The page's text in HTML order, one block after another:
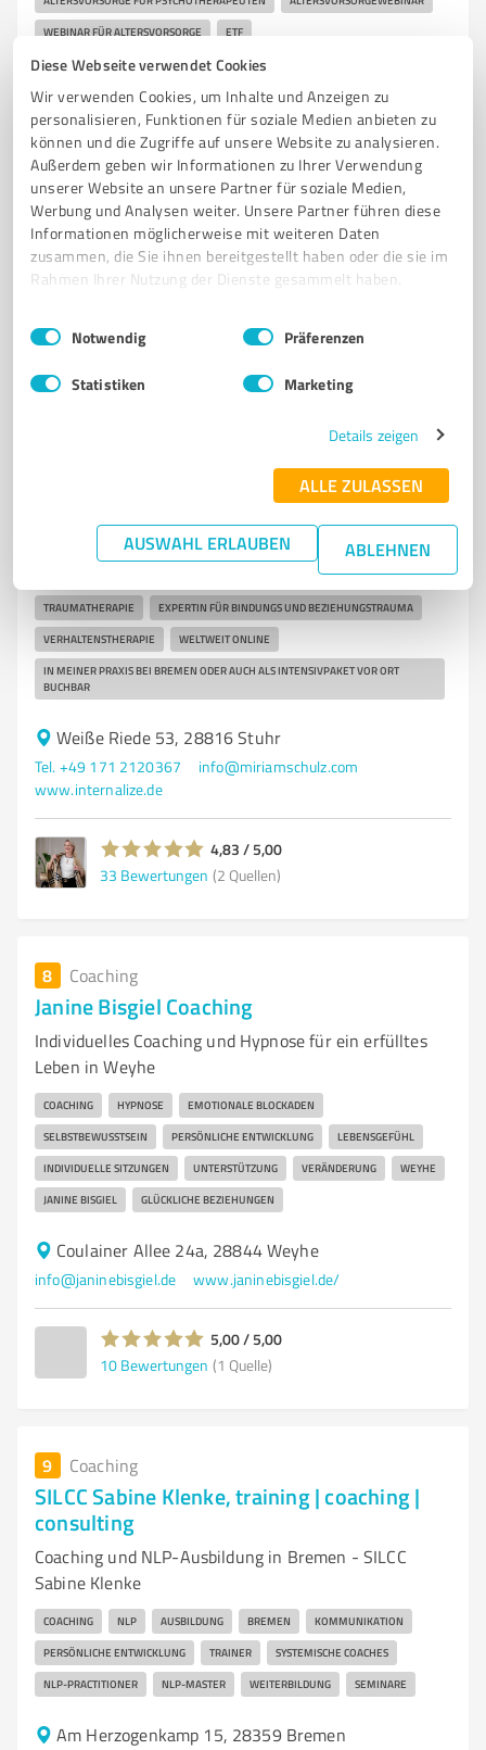
Diese Webseite verwendet Cookies
Wir verwenden Cookies, um Inhalte und Anzeigen zu
personalisieren, Funktionen für soziale Medien anbieten zu
können und die Zugriffe auf unsere Website zu analysieren.
Außerdem geben wir Informationen zu Ihrer Verwendung
unserer Website an unsere Partner für soziale Medien,
Werbung und Analysen weiter. Unsere Partner führen diese
Informationen möglicherweise mit weiteren Daten
zusammen, die Sie ihnen bereitgestellt haben oder die sie im
Rahmen Ihrer Nutzung der Dienste gesammelt haben.
Impressum Datenschutzbestimmungen
Einwilligungsauswahl
Notwendig Präferenzen
Statistiken Marketing
Details zeigen
ALLE ZULASSEN
AUSWAHL ERLAUBEN ABLEHNEN
WEBINAR FÜR ALTERSVORSORGE ETF
ALTERSVORSORGE FÜR SELBSTÄNDIGE UND FREIBERUFLER
UNABHÄNGIGE FINANZBERATUNG ALTERSVORSORGEBERATUNG
KAPITALANLAGEBERATUNG VERSICHERUNGSMAKLER STÖVER
BREMEN IMMOBILIENFINANZIERUNGEN
Oberneulander Heerstr. 26, 28355 Bremen
Tel. +49 421 24697950
info@stoever-finanzplanung.de
www.stoever-finanzplanung.de
439Bewertungen (4 Quellen)
Coaching, Bindungstrauma
KOGNITIVE VERHALTENSTHERAPIE EMDR
TRAUMATHERAPIE EXPERTIN FÜR BINDUNGS UND BEZIEHUNGSTRAUMA
VERHALTENSTHERAPIE WELTWEIT ONLINE
IN MEINER PRAXIS BEI BREMEN ODER AUCH ALS INTENSIVPAKET VOR ORT
BUCHBAR
Weiße Riede 53, 28816 Stuhr
Tel. +49 171 2120367
info@miriamschulz.com
www.internalize.de
4,83 / 5,00
33 Bewertungen (2 Quellen)
8 Coaching
Janine Bisgiel Coaching
Individuelles Coaching und Hypnose für ein erfülltes
Leben in Weyhe
COACHING HYPNOSE EMOTIONALE BLOCKADEN
SELBSTBEWUSSTSEIN PERSÖNLICHE ENTWICKLUNG LEBENSGEFÜHL
INDIVIDUELLE SITZUNGEN UNTERSTÜTZUNG VERÄNDERUNG WEYHE
JANINE BISGIEL GLÜCKLICHE BEZIEHUNGEN
Coulainer Allee 24a, 28844 Weyhe
info@janinebisgiel.de www.janinebisgiel.de/
5,00 / 5,00
10 Bewertungen (1 Quelle)
9 Coaching
SILCC Sabine Klenke, training | coaching |
consulting
Coaching und NLP-Ausbildung in Bremen - SILCC
Sabine Klenke
COACHING NLP AUSBILDUNG BREMEN KOMMUNIKATION
PERSÖNLICHE ENTWICKLUNG TRAINER SYSTEMISCHE COACHES
NLP-PRACTITIONER NLP-MASTER WEITERBILDUNG SEMINARE
Am Herzogenkamp 15, 28359 Bremen